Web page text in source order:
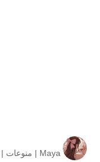
Maya
| منوعات |